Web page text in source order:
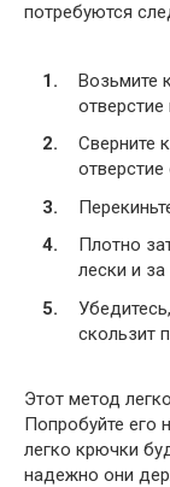
потребуются
Возьмите
Сверните
Плотно
лески и
скользит
Этот метод
Попробуйте его
легко крючки
надежно они